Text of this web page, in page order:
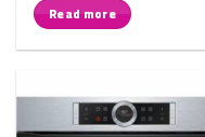
Read more